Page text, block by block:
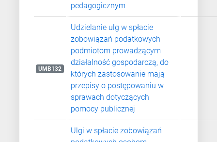
pedagogicznym
UMB132
Udzielanie ulg w spłacie
zobowiązań podatkowych
podmiotom prowadzącym
działalność gospodarczą, do
których zastosowanie mają
przepisy o postępowaniu w
sprawach dotyczących
pomocy publicznej
Ulgi w spłacie zobowiązań